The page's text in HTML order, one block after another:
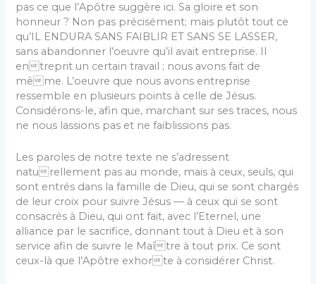
pas ce que l’Apôtre suggère ici. Sa gloire et son
honneur ? Non pas précisément; mais plutôt tout ce
qu’IL ENDURA SANS FAIBLIR ET SANS SE LASSER,
sans abandonner l’oeuvre qu’il avait entreprise. Il
entreprit un certain travail ; nous avons fait de
même. L’oeuvre que nous avons entreprise
ressemble en plusieurs points à celle de Jésus.
Considérons-le, afin que, marchant sur ses traces, nous
ne nous lassions pas et ne faiblissions pas.
Les paroles de notre texte ne s’adressent
naturellement pas au monde, mais à ceux, seuls, qui
sont entrés dans la famille de Dieu, qui se sont chargés
de leur croix pour suivre Jésus — à ceux qui se sont
consacrés à Dieu, qui ont fait, avec l’Eternel, une
alliance par le sacrifice, donnant tout à Dieu et à son
service afin de suivre le Maître à tout prix. Ce sont
ceux-là que l’Apôtre exhorte à considérer Christ.